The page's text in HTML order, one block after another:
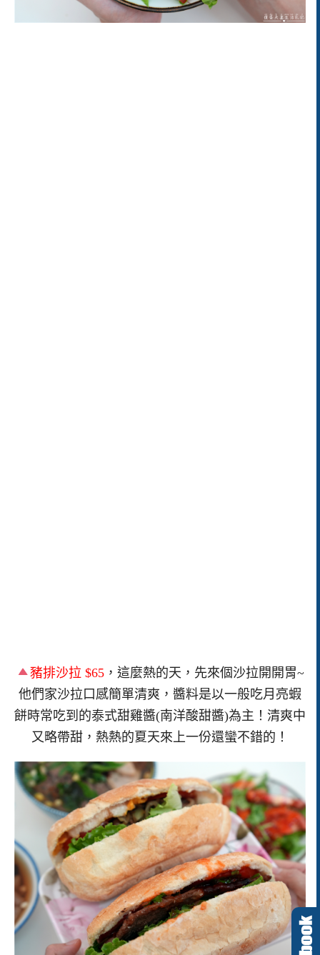
豬排沙拉 $65 ，這麼熱的天，先來個沙拉開開胃~
他們家沙拉口感簡單清爽，醬料是以一般吃月亮蝦
餅時常吃到的泰式甜雞醬(南洋酸甜醬)為主！清爽中
又略帶甜，熱熱的夏天來上一份還蠻不錯的！